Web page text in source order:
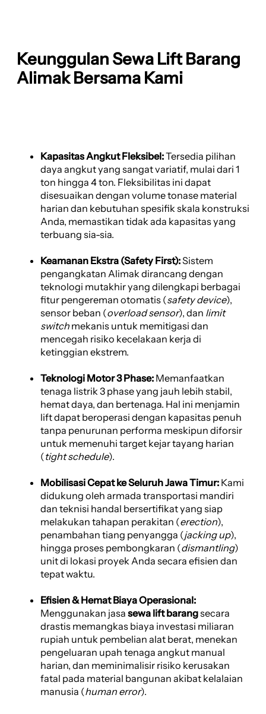
Keunggulan Sewa Lift Barang
Alimak Bersama Kami
Kapasitas Angkut Fleksibel:Tersedia pilihan
daya angkut yang sangat variatif, mulai dari 1
ton hingga 4 ton. Fleksibilitas ini dapat
disesuaikan dengan volume tonase material
harian dan kebutuhan spesifik skala konstruksi
Anda, memastikan tidak ada kapasitas yang
terbuang sia-sia.
Keamanan Ekstra (Safety First):Sistem
pengangkatan Alimak dirancang dengan
teknologi mutakhir yang dilengkapi berbagai
fitur pengereman otomatis (safety device),
sensor beban (overload sensor), dan limit
switch mekanis untuk memitigasi dan
mencegah risiko kecelakaan kerja di
ketinggian ekstrem.
Teknologi Motor 3 Phase: Memanfaatkan
tenaga listrik 3 phase yang jauh lebih stabil,
hemat daya, dan bertenaga. Hal ini menjamin
lift dapat beroperasi dengan kapasitas penuh
tanpa penurunan performa meskipun diforsir
untuk memenuhi target kejar tayang harian
(tight schedule).
Mobilisasi Cepat ke Seluruh Jawa Timur: Kami
didukung oleh armada transportasi mandiri
dan teknisi handal bersertifikat yang siap
melakukan tahapan perakitan (erection),
penambahan tiang penyangga (jacking up),
hingga proses pembongkaran (dismantling)
unit di lokasi proyek Anda secara efisien dan
tepat waktu.
Efisien & Hemat Biaya Operasional:
Menggunakan jasa sewa lift barangsecara
drastis memangkas biaya investasi miliaran
rupiah untuk pembelian alat berat, menekan
pengeluaran upah tenaga angkut manual
harian, dan meminimalisir risiko kerusakan
fatal pada material bangunan akibat kelalaian
manusia (human error).